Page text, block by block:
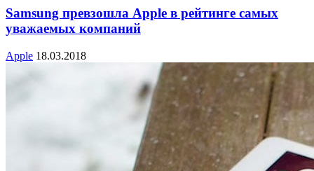
Samsung превзошла Apple в рейтинге самых
уважаемых компаний
Apple 18.03.2018